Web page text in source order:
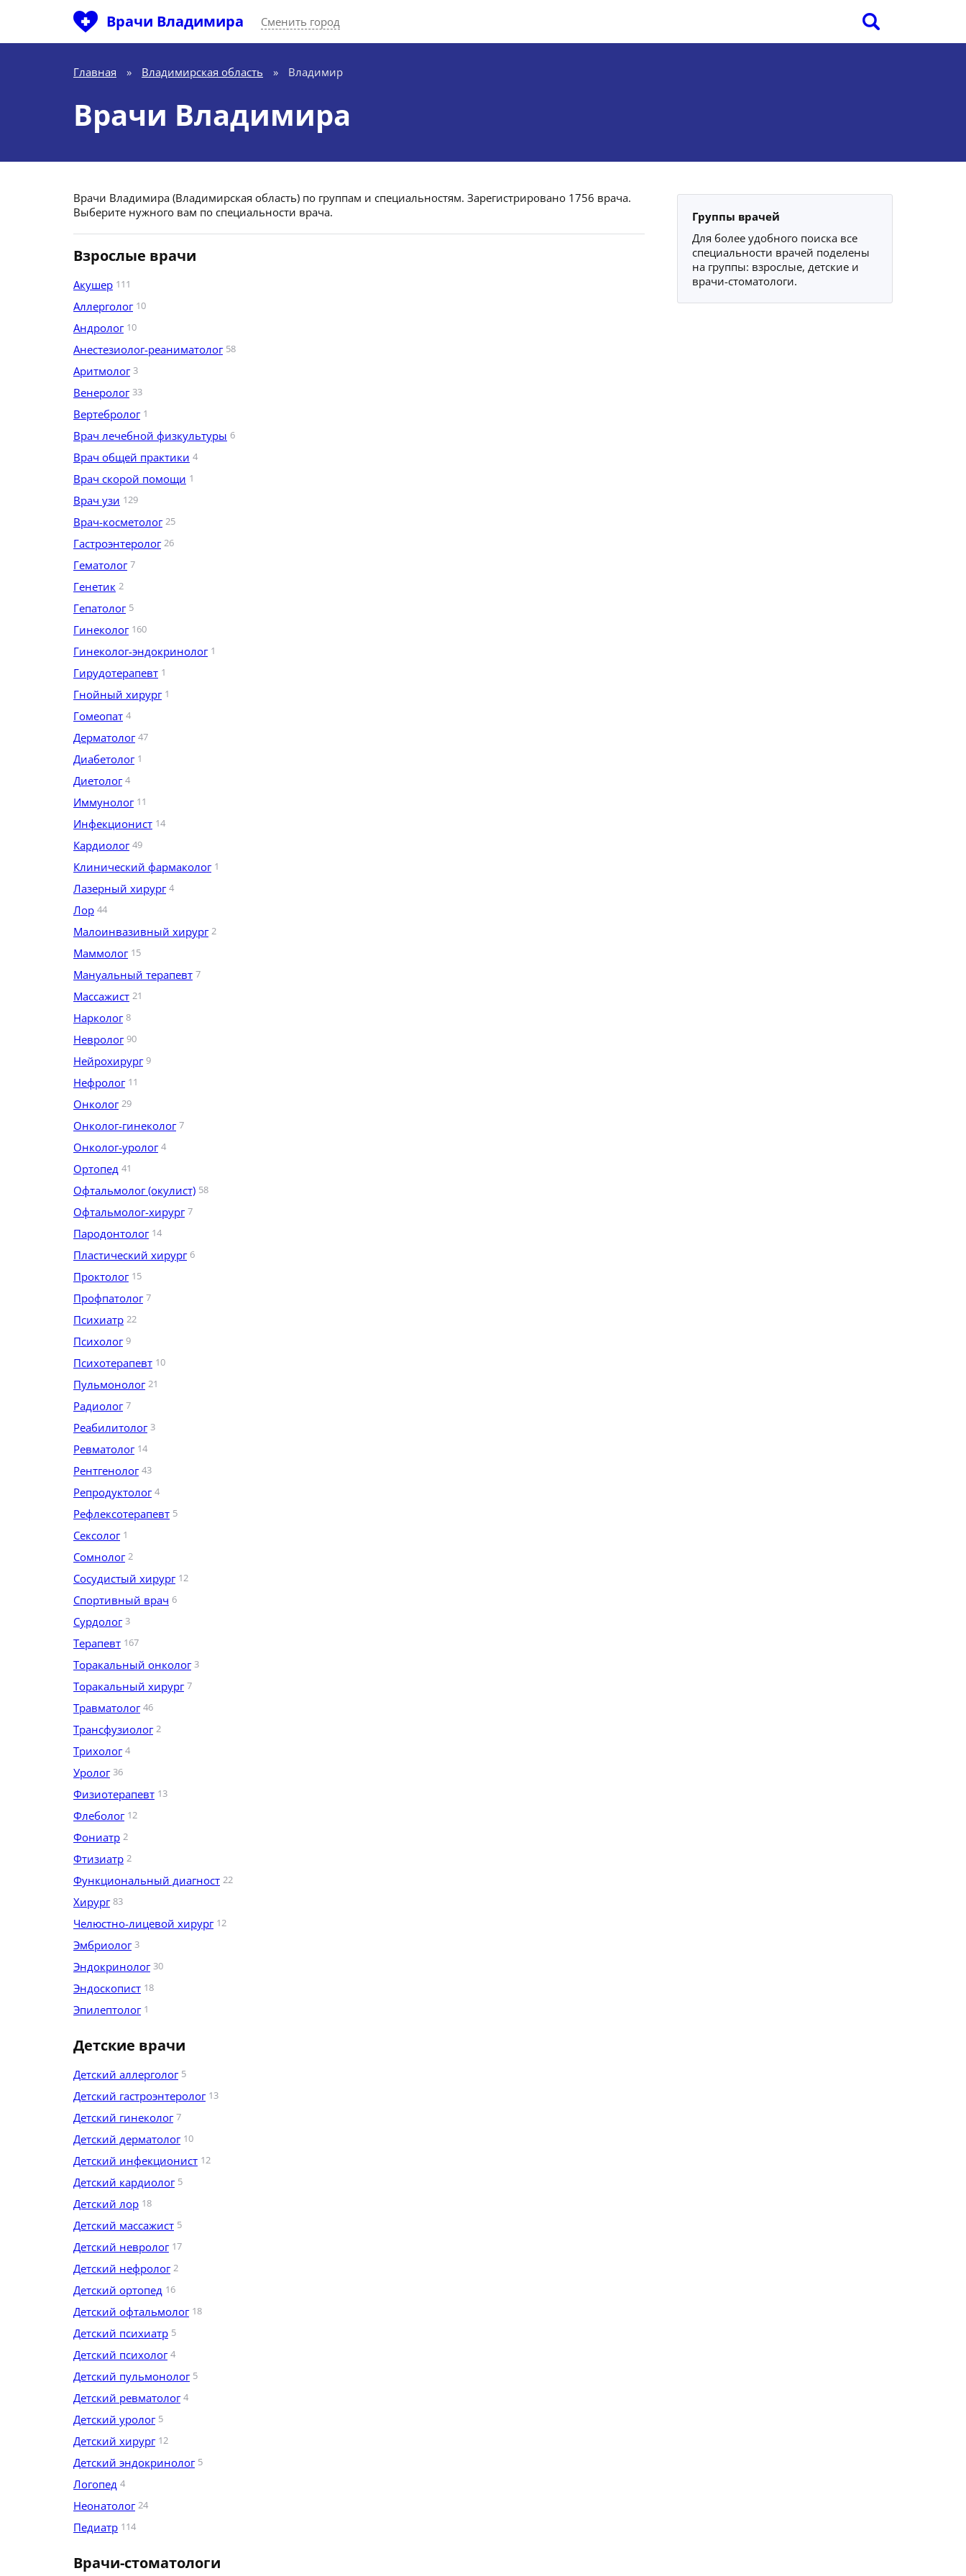
Врачи Владимира Сменить город
Главная » Владимирская область » Владимир
Врачи Владимира
Врачи Владимира (Владимирская область) по группам и специальностям. Зарегистрировано 1756 врача.
Выберите нужного вам по специальности врача.
Взрослые врачи
Акушер 111
Аллерголог 10
Андролог 10
Анестезиолог-реаниматолог 58
Аритмолог 3
Венеролог 33
Вертебролог 1
Врач лечебной физкультуры 6
Врач общей практики 4
Врач скорой помощи 1
Врач узи 129
Врач-косметолог 25
Гастроэнтеролог 26
Гематолог 7
Генетик 2
Гепатолог 5
Гинеколог 160
Гинеколог-эндокринолог 1
Гирудотерапевт 1
Гнойный хирург 1
Гомеопат 4
Дерматолог 47
Диабетолог 1
Диетолог 4
Иммунолог 11
Инфекционист 14
Кардиолог 49
Клинический фармаколог 1
Лазерный хирург 4
Лор 44
Малоинвазивный хирург 2
Маммолог 15
Мануальный терапевт 7
Массажист 21
Нарколог 8
Невролог 90
Нейрохирург 9
Нефролог 11
Онколог 29
Онколог-гинеколог 7
Онколог-уролог 4
Ортопед 41
Офтальмолог (окулист) 58
Офтальмолог-хирург 7
Пародонтолог 14
Пластический хирург 6
Проктолог 15
Профпатолог 7
Психиатр 22
Психолог 9
Психотерапевт 10
Пульмонолог 21
Радиолог 7
Реабилитолог 3
Ревматолог 14
Рентгенолог 43
Репродуктолог 4
Рефлексотерапевт 5
Сексолог 1
Сомнолог 2
Сосудистый хирург 12
Спортивный врач 6
Сурдолог 3
Терапевт 167
Торакальный онколог 3
Торакальный хирург 7
Травматолог 46
Трансфузиолог 2
Трихолог 4
Уролог 36
Физиотерапевт 13
Флеболог 12
Фониатр 2
Фтизиатр 2
Функциональный диагност 22
Хирург 83
Челюстно-лицевой хирург 12
Эмбриолог 3
Эндокринолог 30
Эндоскопист 18
Эпилептолог 1
Детские врачи
Детский аллерголог 5
Детский гастроэнтеролог 13
Детский гинеколог 7
Детский дерматолог 10
Детский инфекционист 12
Детский кардиолог 5
Детский лор 18
Детский массажист 5
Детский невролог 17
Детский нефролог 2
Детский ортопед 16
Детский офтальмолог 18
Детский психиатр 5
Детский психолог 4
Детский пульмонолог 5
Детский ревматолог 4
Детский уролог 5
Детский хирург 12
Детский эндокринолог 5
Логопед 4
Неонатолог 24
Педиатр 114
Врачи-стоматологи
Группы врачей
Для более удобного поиска все
специальности врачей поделены
на группы: взрослые, детские и
врачи-стоматологи.